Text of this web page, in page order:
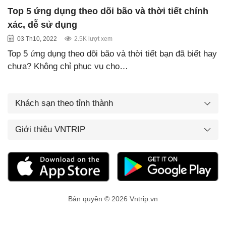
Top 5 ứng dụng theo dõi bão và thời tiết chính
xác, dễ sử dụng
03 Th10, 2022 2.5K lượt xem
Top 5 ứng dụng theo dõi bão và thời tiết bạn đã biết hay
chưa? Không chỉ phục vụ cho…
Khách sạn theo tỉnh thành
Giới thiệu VNTRIP
Bản quyền © 2026 Vntrip.vn